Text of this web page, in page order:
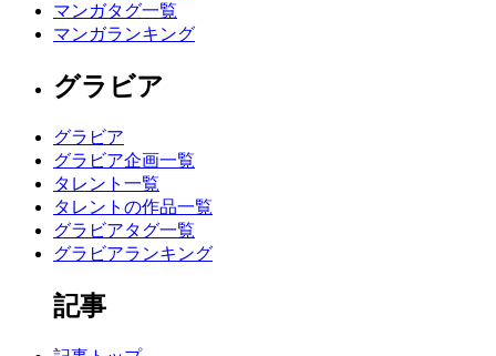
マンガタグ一覧
マンガランキング
グラビア
グラビア
グラビア企画一覧
タレント一覧
タレントの作品一覧
グラビアタグ一覧
グラビアランキング
記事